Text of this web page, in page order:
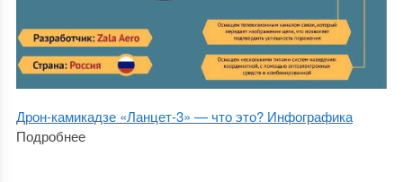
Дрон-камикадзе «Ланцет-3» — что это? Инфографика
Подробнее